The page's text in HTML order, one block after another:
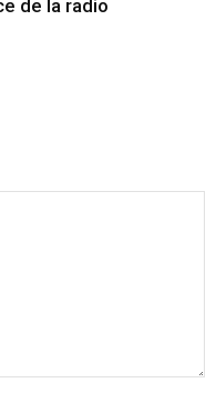
de la radio